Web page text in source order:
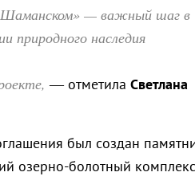
Шаманском» — важный шаг в
природного наследия
— отметила Светлана
был создан
озерно-болотный